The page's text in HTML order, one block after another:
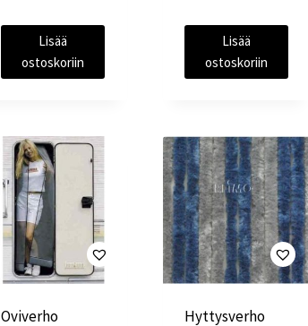
Lisää
ostoskoriin
Lisää
ostoskoriin
Oviverho
Hyttysverho